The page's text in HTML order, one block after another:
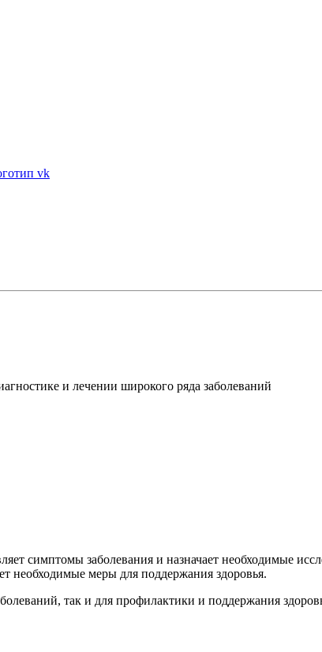
и лечении широкого ряда заболеваний
симптомы заболевания и назначает необходимые
необходимые меры для поддержания здоровья.
так и для профилактики и поддержания